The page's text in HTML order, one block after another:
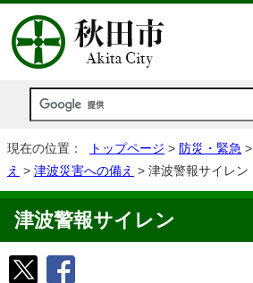
現在の位置： トップページ > 防災・緊急 >
え > 津波災害への備え > 津波警報サイレン
津波警報サイレン